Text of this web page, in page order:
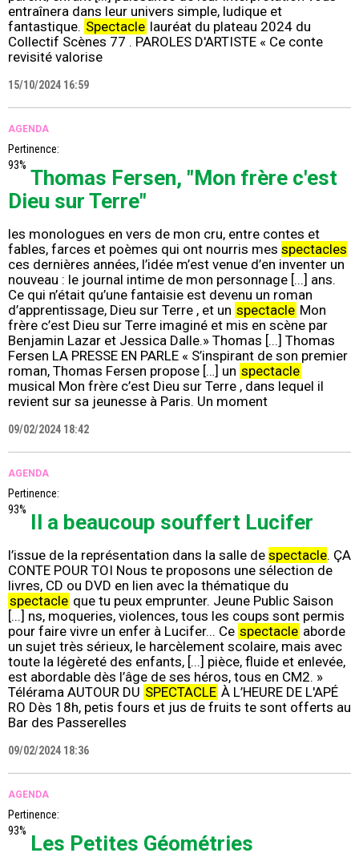
entraînera dans leur univers simple, ludique et
fantastique. Spectacle lauréat du plateau 2024 du
Collectif Scènes 77 . PAROLES D'ARTISTE « Ce conte
revisité valorise
15/10/2024 16:59
AGENDA
Pertinence:
93%
Thomas Fersen, "Mon frère c'est
Dieu sur Terre"
les monologues en vers de mon cru, entre contes et
fables, farces et poèmes qui ont nourris mes spectacles
ces dernières années, l’idée m’est venue d’en inventer un
nouveau : le journal intime de mon personnage [...] ans.
Ce qui n’était qu’une fantaisie est devenu un roman
d’apprentissage, Dieu sur Terre , et un spectacle Mon
frère c’est Dieu sur Terre imaginé et mis en scène par
Benjamin Lazar et Jessica Dalle.» Thomas [...] Thomas
Fersen LA PRESSE EN PARLE « S’inspirant de son premier
roman, Thomas Fersen propose […] un spectacle
musical Mon frère c’est Dieu sur Terre , dans lequel il
revient sur sa jeunesse à Paris. Un moment
09/02/2024 18:42
AGENDA
Pertinence:
93%
Il a beaucoup souffert Lucifer
l’issue de la représentation dans la salle de spectacle. ÇA
CONTE POUR TOI Nous te proposons une sélection de
livres, CD ou DVD en lien avec la thématique du
spectacle que tu peux emprunter. Jeune Public Saison
[...] ns, moqueries, violences, tous les coups sont permis
pour faire vivre un enfer à Lucifer... Ce spectacle aborde
un sujet très sérieux, le harcèlement scolaire, mais avec
toute la légèreté des enfants, [...] pièce, fluide et enlevée,
est abordable dès l’âge de ses héros, tous en CM2. »
Télérama AUTOUR DU SPECTACLE À L’HEURE DE L'APÉ
RO Dès 18h, petis fours et jus de fruits te sont offerts au
Bar des Passerelles
09/02/2024 18:36
AGENDA
Pertinence:
93%
Les Petites Géométries